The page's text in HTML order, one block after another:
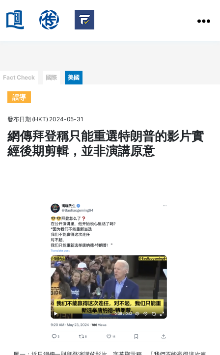
HKBU
of
Communication
Categories
Fact Check 國際 美國
誤導
發布日期 (HKT) 2024-05-31
網傳拜登稱只能重選特朗普的影片實
經後期剪輯，並非演講原意